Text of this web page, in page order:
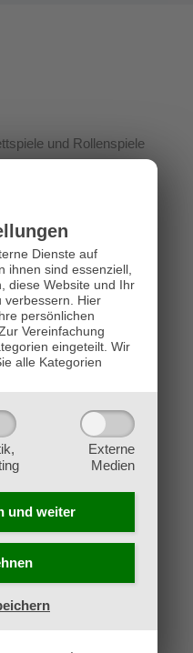
Dienste auf
ihnen sind essenziell,
diese Website und Ihr
verbessern. Hier
persönlichen
Vereinfachung
eingeteilt. Wir
alle Kategorien
Externe
Medien
und weiter
und Rollenspiele
Klagenfurter Innenstadt!